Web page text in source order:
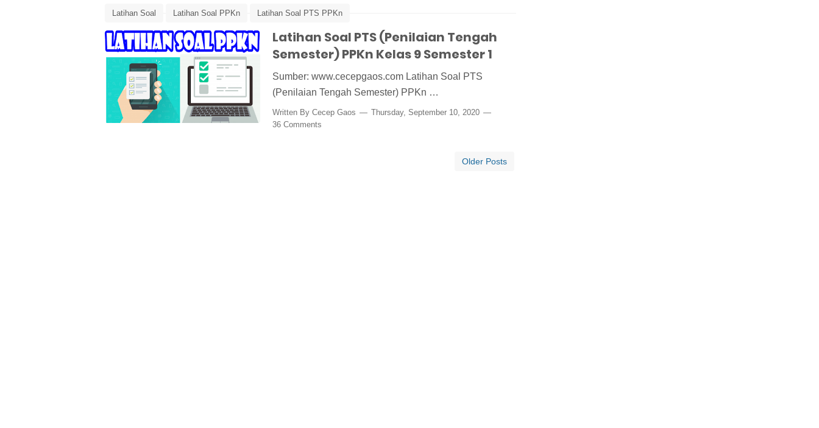
Latihan Soal Latihan Soal PPKn Latihan Soal PTS PPKn
Latihan Soal PTS PPKn Kelas 9 Semester 1 Media Pembelajaran
Latihan Soal PTS (Penilaian Tengah
Semester) PPKn Kelas 9 Semester 1
Sumber: www.cecepgaos.com Latihan Soal PTS
(Penilaian Tengah Semester) PPKn …
Written By Cecep Gaos
Thursday, September 10, 2020
36 Comments
Older Posts